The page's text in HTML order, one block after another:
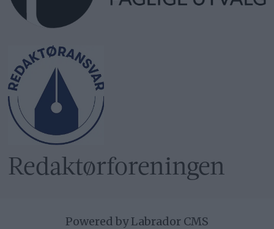
Redaktør­foreningen
Powered by Labrador CMS